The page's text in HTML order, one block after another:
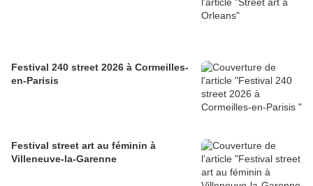
Festival 240 street 2026 à Cormeilles-
en-Parisis
Festival street art au féminin à
Villeneuve-la-Garenne